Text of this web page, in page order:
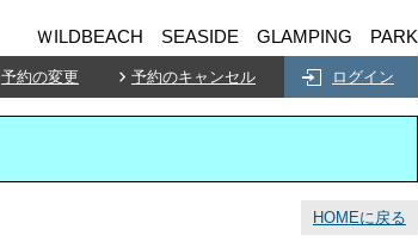
ＷILDBEACH SEASIDE GLAMPING PARK
予約の変更 予約のキャンセル ログイン
HOMEに戻る